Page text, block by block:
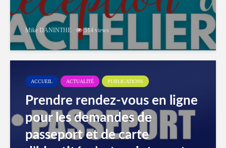
Mike DANINTHE 514 views
ACCUEIL ACTUALITÉ PUBLICATIONS
Prendre rendez-vous en ligne
pour les demandes de
passeport et de carte